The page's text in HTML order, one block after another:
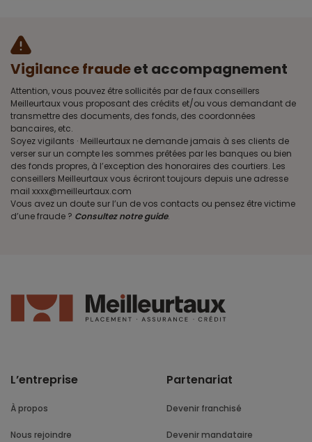
Vigilance fraudeet accompagnement
Attention, vous pouvez être sollicités par de faux conseillers
Meilleurtaux vous proposant des crédits et/ou vous demandant de
transmettre des documents, des fonds, des coordonnées
bancaires, etc.
Soyez vigilants · Meilleurtaux ne demande jamais à ses clients de
verser sur un compte les sommes prêtées par les banques ou bien
des fonds propres, à l’exception des honoraires des courtiers. Les
conseillers Meilleurtaux vous écriront toujours depuis une adresse
mail xxxx@meilleurtaux.com
Vous avez un doute sur l’un de vos contacts ou pensez être victime
d’une fraude ? Consultez notre guide.
L’entreprise
À propos
Nous rejoindre
Partenariat
Devenir franchisé
Devenir mandataire